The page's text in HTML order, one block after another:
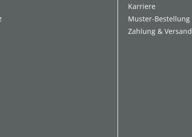
Karriere
Muster-Bestellung
Zahlung & Versand